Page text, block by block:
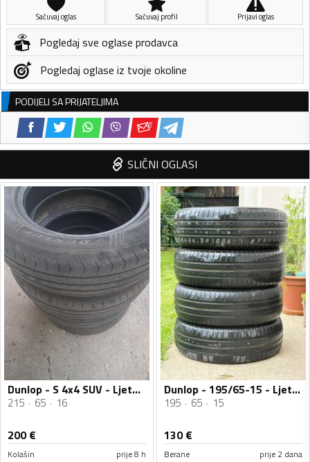
Sačuvaj oglas Sačuvaj profil Prijavi oglas
Pogledaj sve oglase prodavca
Pogledaj oglase iz tvoje okoline
PODIJELI SA PRIJATELJIMA
SLIČNI OGLASI
Dunlop - S 4x4 SUV - Ljetnja guma
215 65 16
200€
Kolašin prije 8 h
Dunlop - 195/65-15 - Ljetnja guma
195 65 15
130€
Berane prije 2 dana